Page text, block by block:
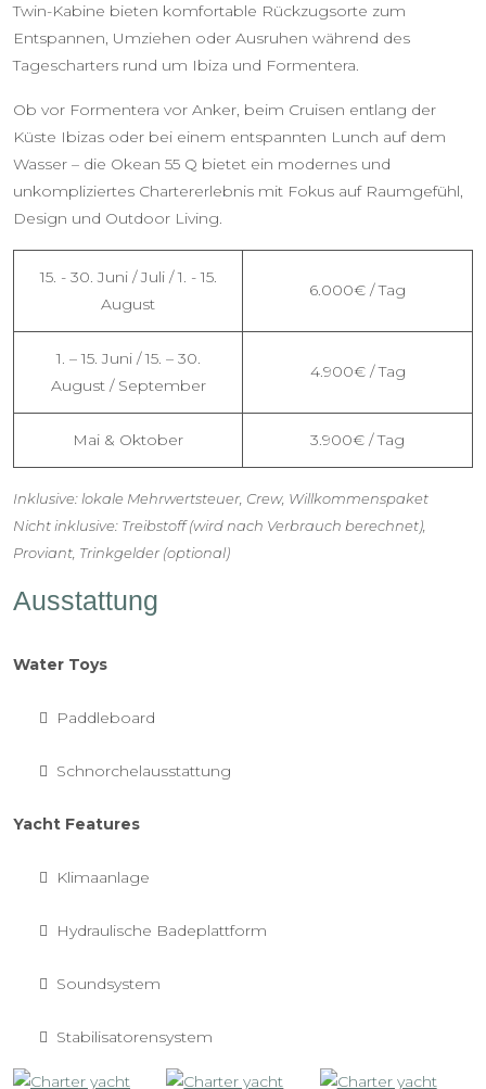
Twin-Kabine bieten komfortable Rückzugsorte zum
Entspannen, Umziehen oder Ausruhen während des
Tagescharters rund um Ibiza und Formentera.
Ob vor Formentera vor Anker, beim Cruisen entlang der
Küste Ibizas oder bei einem entspannten Lunch auf dem
Wasser – die Okean 55 Q bietet ein modernes und
unkompliziertes Chartererlebnis mit Fokus auf Raumgefühl,
Design und Outdoor Living.
15. - 30. Juni / Juli / 1. - 15.
August
6.000€ / Tag
1. – 15. Juni / 15. – 30.
August / September
4.900€ / Tag
Mai & Oktober 3.900€ / Tag
Inklusive: lokale Mehrwertsteuer, Crew, Willkommenspaket
Nicht inklusive: Treibstoff (wird nach Verbrauch berechnet),
Proviant, Trinkgelder (optional)
Ausstattung
Water Toys
Paddleboard
Schnorchelausstattung
Yacht Features
Klimaanlage
Hydraulische Badeplattform
Soundsystem
Stabilisatorensystem